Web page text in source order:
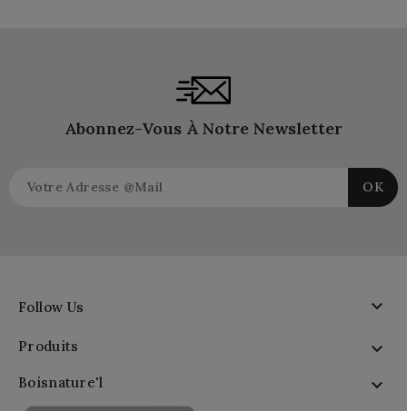
Abonnez-Vous À Notre Newsletter
Follow Us 
Produits 
Boisnature'l 